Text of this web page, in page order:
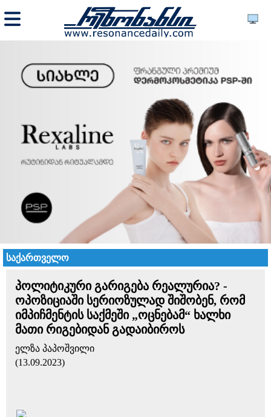
საქართველო
პოლიტიკური გარიგება რეალურია? -
ოპოზიციაში სერიოზულად შიშობენ, რომ
იმპიჩმენტის საქმეში „ოცნებამ“ ხალხი
მათი რიგებიდან გადაიბიროს
ელზა პაპოშვილი
(13.09.2023)